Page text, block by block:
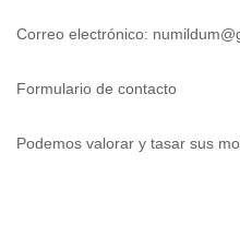
Correo electrónico:
Formulario de contacto
Podemos valorar y tasar sus